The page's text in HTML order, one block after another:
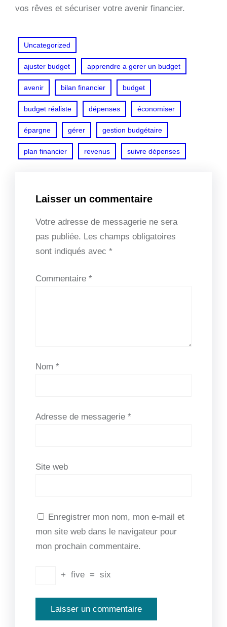
vos rêves et sécuriser votre avenir financier.
Uncategorized
ajuster budget apprendre a gerer un budget
avenir bilan financier budget
budget réaliste dépenses économiser
épargne gérer gestion budgétaire
plan financier revenus suivre dépenses
Laisser un commentaire
Votre adresse de messagerie ne sera
pas publiée. Les champs obligatoires
sont indiqués avec *
Commentaire *
Nom *
Adresse de messagerie *
Site web
Enregistrer mon nom, mon e-mail et
mon site web dans le navigateur pour
mon prochain commentaire.
+ five = six